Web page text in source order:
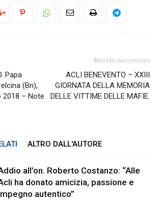
Papa
(Bn),
2018 – Note
Articolo successivo
ACLI BENEVENTO – XXIII
GIORNATA DELLA MEMORIA
DELLE VITTIME DELLE MAFIE.
ALTRO DALL'AUTORE
all’on. Roberto Costanzo: “Alle
ha donato amicizia, passione e
autentico”